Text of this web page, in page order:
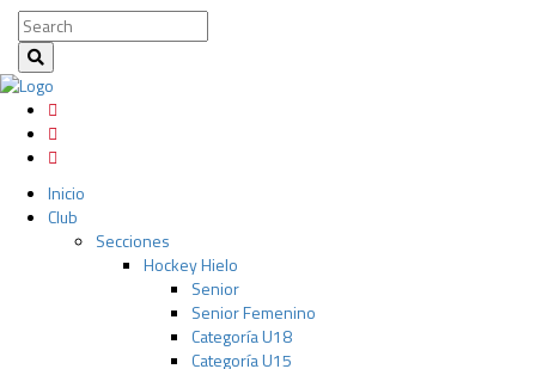
Inicio
Club
Secciones
Hockey Hielo
Senior
Senior Femenino
Categoría U18
Categoría U15